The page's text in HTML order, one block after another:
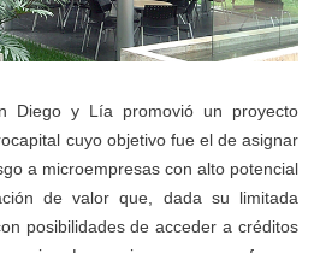
Diego y Lía promovió un proyecto
cuyo objetivo fue el de asignar
a microempresas con alto potencial
de valor que, dada su limitada
posibilidades de acceder a créditos